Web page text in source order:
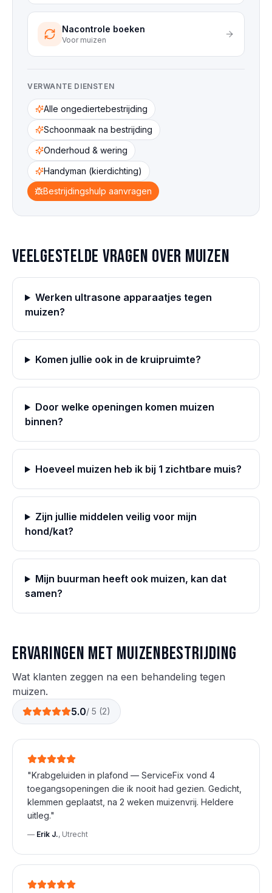
Nacontrole boeken
Voor muizen
VERWANTE DIENSTEN
Alle ongediertebestrijding
Schoonmaak na bestrijding
Onderhoud & wering
Handyman (kierdichting)
Bestrijdingshulp aanvragen
Veelgestelde vragen over muizen
Werken ultrasone apparaatjes tegen
muizen?
Komen jullie ook in de kruipruimte?
Door welke openingen komen muizen
binnen?
Hoeveel muizen heb ik bij 1 zichtbare muis?
Zijn jullie middelen veilig voor mijn
hond/kat?
Mijn buurman heeft ook muizen, kan dat
samen?
Ervaringen met muizenbestrijding
Wat klanten zeggen na een behandeling tegen
muizen.
5.0/ 5 (2)
"Krabgeluiden in plafond — ServiceFix vond 4
toegangsopeningen die ik nooit had gezien. Gedicht,
klemmen geplaatst, na 2 weken muizenvrij. Heldere
uitleg."
— Erik J., Utrecht